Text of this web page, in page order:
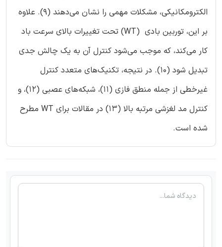
الکترومکانیکی، مشکلات مهمی را نشان می‌دهند (9). علاوه
بر این، توربین بادی (WT) تحت تغییرات بالای سرعت باد
کار می‌کند، که موجب می‌شود کنترل آن به یک چالش جدی
تبدیل شود (10). در نتیجه، تکنیک‌های متعدد کنترل
غیرخطی از جمله منطق فازی (11)، شبکه‌های عصبی (12)، و
کنترل مد لغزشی مرتبه بالا (13) در مقالات برای WT مطرح
شده است.